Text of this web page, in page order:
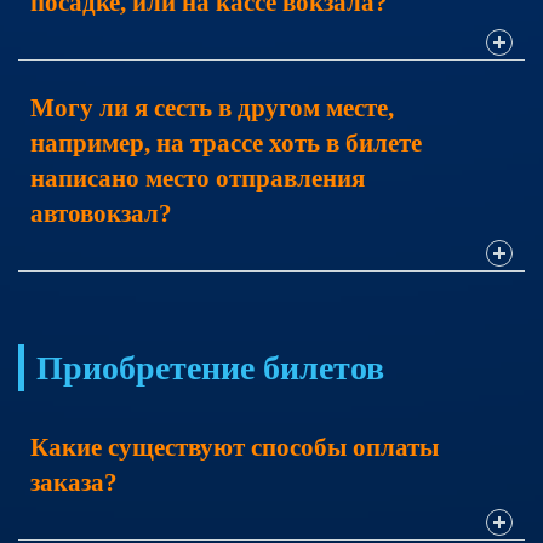
такова политика компании.
Могу ли я сесть в другом месте,
например, на трассе хоть в билете
написано место отправления
автовокзал?
адресу, указанному в билете.
Приобретение билетов
Какие существуют способы оплаты
заказа?